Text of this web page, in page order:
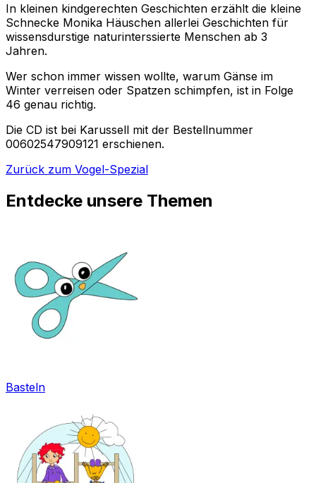
In kleinen kindgerechten Geschichten erzählt die kleine
Schnecke Monika Häuschen allerlei Geschichten für
wissensdurstige naturinterssierte Menschen ab 3
Jahren.
Wer schon immer wissen wollte, warum Gänse im
Winter verreisen oder Spatzen schimpfen, ist in Folge
46 genau richtig.
Die CD ist bei Karussell mit der Bestellnummer
00602547909121 erschienen.
Zurück zum Vogel-Spezial
Entdecke unsere Themen
Basteln